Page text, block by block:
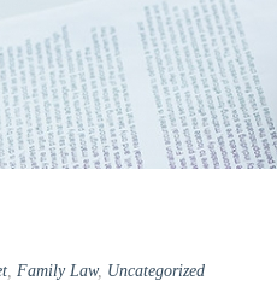
, Family Law, Uncategorized